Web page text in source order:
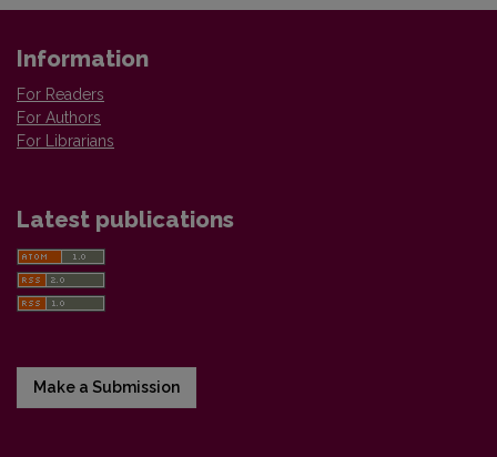
Information
For Readers
For Authors
For Librarians
Latest publications
Make a Submission